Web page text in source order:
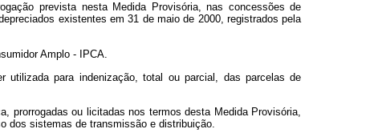
prevista nesta Medida Provisória, nas concessões de
existentes em 31 de maio de 2000, registrados pela
Amplo - IPCA.
utilizada para indenização, total ou parcial, das parcelas de
prorrogadas ou licitadas nos termos desta Medida Provisória,
dos sistemas de transmissão e distribuição.